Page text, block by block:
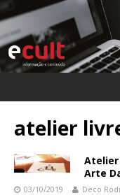
atelier
Atelier
Arte
03/10/2019 Deco